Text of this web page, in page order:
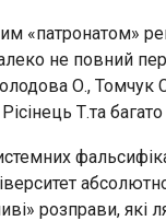
«патронатом»
не повний
О., Томчук
Т.та
розправи, які